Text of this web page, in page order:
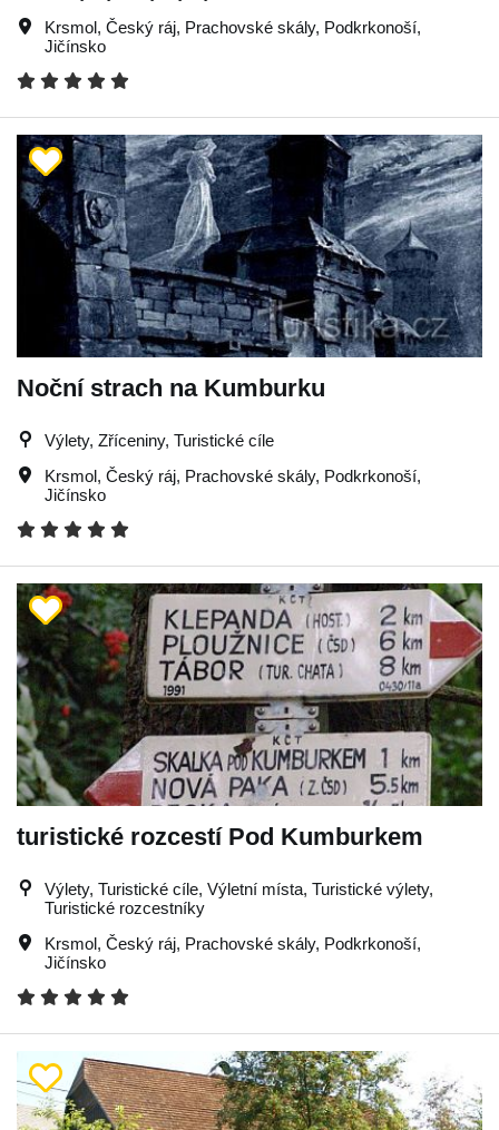
Krsmol, Český ráj, Prachovské skály, Podkrkonoší,
Jičínsko
Noční strach na Kumburku
Výlety, Zříceniny, Turistické cíle
Krsmol, Český ráj, Prachovské skály, Podkrkonoší,
Jičínsko
turistické rozcestí Pod Kumburkem
Výlety, Turistické cíle, Výletní místa, Turistické výlety,
Turistické rozcestníky
Krsmol, Český ráj, Prachovské skály, Podkrkonoší,
Jičínsko